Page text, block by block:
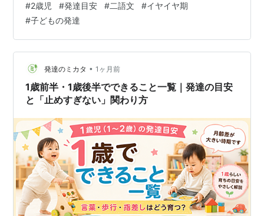
友達のおもちゃを取ってしまう 友達とあまり遊ばない 偏
食が気になる といった悩みも増えてきます。 私は児童発
達支援管理責任者として、これまで2歳頃の子どもにも継
続的に関わってきました。 その中で特に感じるのは、 2
歳は「友達と上手に遊べるか」「二語文が出ているか」
といった結果だけで見る時期…
#2歳児 #発達目安 #二語文 #イヤイヤ期
#子どもの発達
発達のミカタ • 1ヶ月前
1歳前半・1歳後半でできること一覧｜発達の目安
と「止めすぎない」関わり方